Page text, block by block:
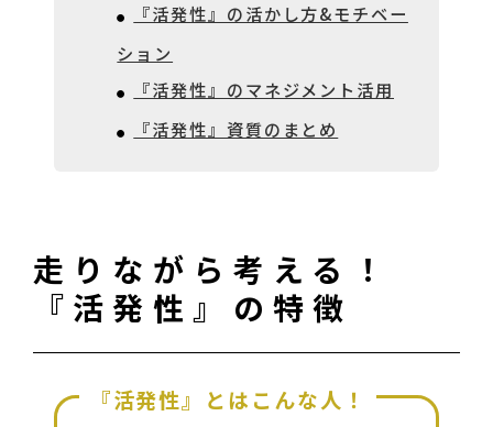
『活発性』の活かし方&モチベー
ション
『活発性』のマネジメント活用
『活発性』資質のまとめ
走りながら考える！
『活発性』の特徴
『活発性』とはこんな人！